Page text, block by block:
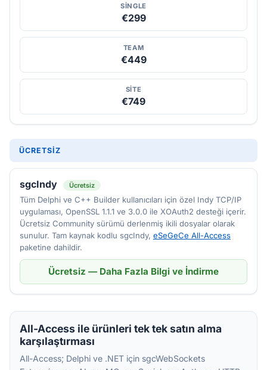
SINGLE
€299
TEAM
€449
SITE
€749
ÜCRETSIZ
sgcIndy Ücretsiz
Tüm Delphi ve C++ Builder kullanıcıları için özel Indy TCP/IP
uygulaması, OpenSSL 1.1.1 ve 3.0.0 ile XOAuth2 desteği içerir.
Ücretsiz Community sürümü derlenmiş ikili dosyalar olarak
sunulur. Tam kaynak kodlu sgcIndy, eSeGeCe All-Access
paketine dahildir.
Ücretsiz — Daha Fazla Bilgi ve İndirme
All-Access ile ürünleri tek tek satın alma
karşılaştırması
All-Access; Delphi ve .NET için sgcWebSockets